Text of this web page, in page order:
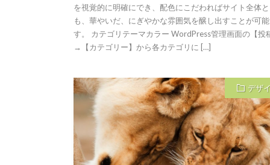
を視覚的に明確にでき、配色にこだわればサイト全体
も、華やいだ、にぎやかな雰囲気を醸し出すことが可
す。 カテゴリテーマカラー WordPress管理画面の【投
→【カテゴリー】から各カテゴリに […]
デザ